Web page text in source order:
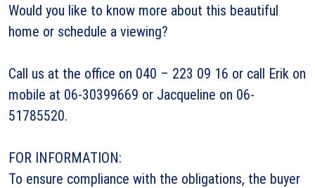
Would you like to know more about this beautiful
home or schedule a viewing?
Call us at the office on 040 – 223 09 16 or call Erik on
mobile at 06-30399669 or Jacqueline on 06-
51785520.
FOR INFORMATION:
To ensure compliance with the obligations, the buyer